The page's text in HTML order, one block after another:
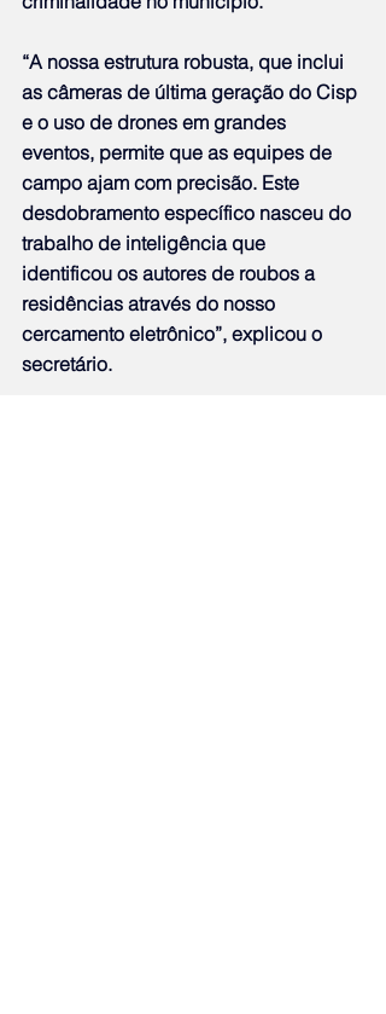
“A nossa estrutura robusta, que inclui
as câmeras de última geração do Cisp
e o uso de drones em grandes
eventos, permite que as equipes de
campo ajam com precisão. Este
desdobramento específico nasceu do
trabalho de inteligência que
identificou os autores de roubos a
residências através do nosso
cercamento eletrônico”, explicou o
secretário.